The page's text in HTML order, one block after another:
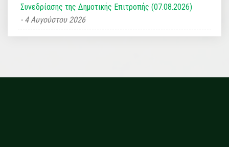
Συνεδρίασης της Δημοτικής Επιτροπής (07.08.2026)
4 Αυγούστου 2026